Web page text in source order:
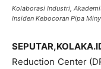
Kolaborasi Industri,
Insiden Kebocoran Pipa
Reduction Center